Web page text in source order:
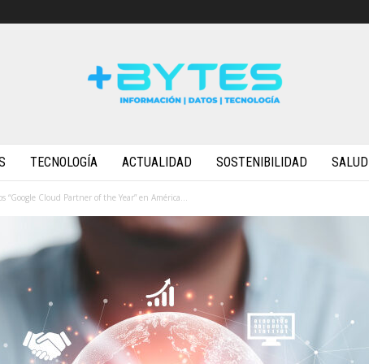
TECNOLOGÍA ACTUALIDAD SOSTENIBILIDAD SALUD
“Google Cloud Partner of the Year” en América...